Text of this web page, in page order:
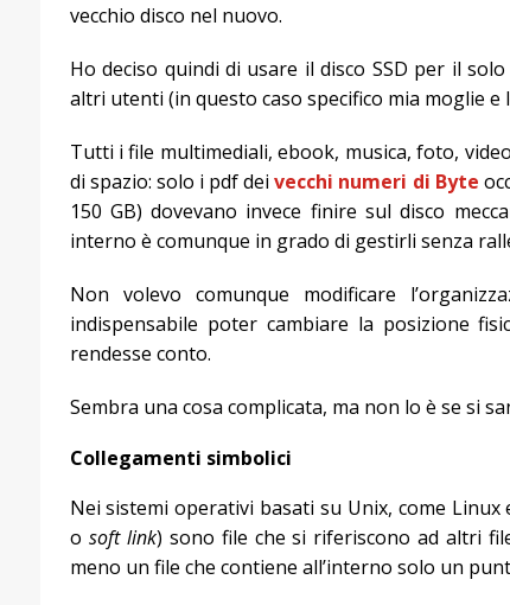
vecchio disco nel nuovo.
Ho deciso quindi di usare il disco SSD per il
altri utenti (in questo caso specifico mia moglie e
Tutti i file multimediali, ebook, musica, foto,
di spazio: solo i pdf deivecchi numeri di Byte
150 GB) dovevano invece finire sul disco
interno è comunque in grado di gestirli senza
Non volevo comunque modificare
indispensabile poter cambiare la posizione
rendesse conto.
Sembra una cosa complicata, ma non lo è se si
Collegamenti simbolici
Nei sistemi operativi basati su Unix, come Linux
o soft link) sono file che si riferiscono ad altri
meno un file che contiene all’interno solo un